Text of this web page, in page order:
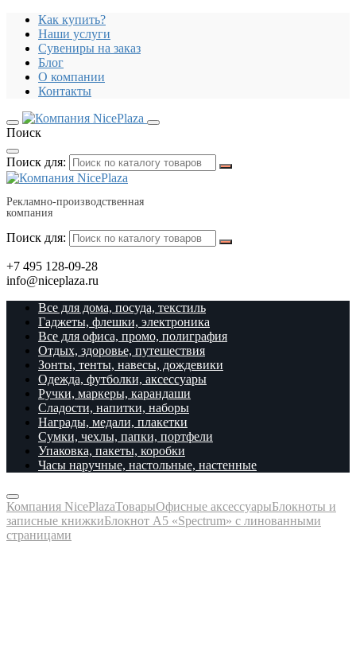
Как купить?
Наши услуги
Сувениры на заказ
Блог
О компании
Контакты
Поиск
Поиск для:
Рекламно-производственная
компания
Поиск для:
+7 495 128-09-28
info@niceplaza.ru
Все для дома, посуда, текстиль
Гаджеты, флешки, электроника
Все для офиса, промо, полиграфия
Отдых, здоровье, путешествия
Зонты, тенты, навесы, дождевики
Одежда, футболки, аксессуары
Ручки, маркеры, карандаши
Сладости, напитки, наборы
Награды, медали, плакетки
Сумки, чехлы, папки, портфели
Упаковка, пакеты, коробки
Часы наручные, настольные, настенные
Компания NicePlazaТоварыОфисные аксессуарыБлокноты и
записные книжкиБлокнот А5 «Spectrum» с линованными
страницами